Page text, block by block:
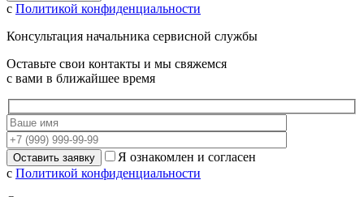
с Политикой конфиденциальности
Консультация начальника сервисной службы
Оставьте свои контакты и мы свяжемся
с вами в ближайшее время
Я ознакомлен и согласен
с Политикой конфиденциальности